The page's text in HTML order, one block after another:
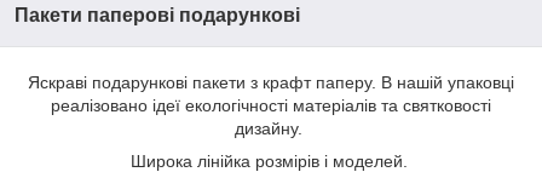
Пакети паперові подарункові
Яскраві подарункові пакети з крафт паперу. В нашій упаковці
реалізовано ідеї екологічності матеріалів та святковості
дизайну.
Широка лінійка розмірів і моделей.